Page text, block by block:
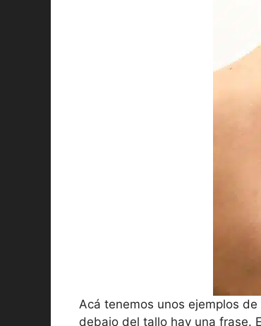
Acá tenemos unos ejemplos de
debajo del tallo hay una frase.